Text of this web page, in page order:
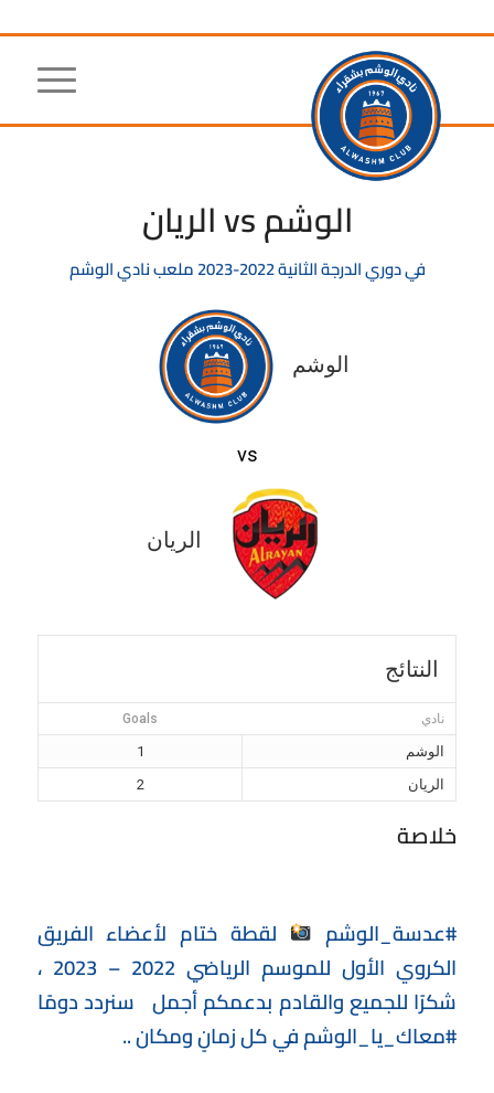
الوشم vs الريان
فيدوري الدرجة الثانية2022-2023 ملعب نادي الوشم
الوشم
vs
الريان
النتائج
نادي Goals
الوشم
1
الريان
2
خلاصة
#عدسة_الوشم
لقطة ختام لأعضاء الفريق
الكروي الأول للموسم الرياضي 2022 – 2023 ،
شكرًا للجميع والقادم بدعمكم أجمل سنردد دومًا
#معاك_يا_الوشمفي كل زمانٍ ومكان ..